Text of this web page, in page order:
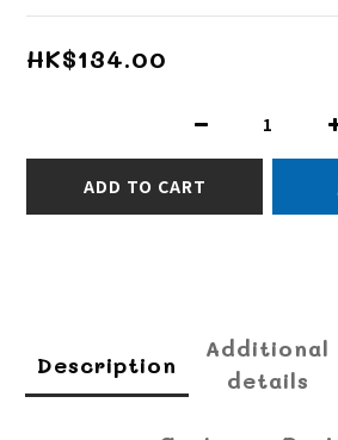
HK$134.00
ADD TO CART
Description
Additional
details